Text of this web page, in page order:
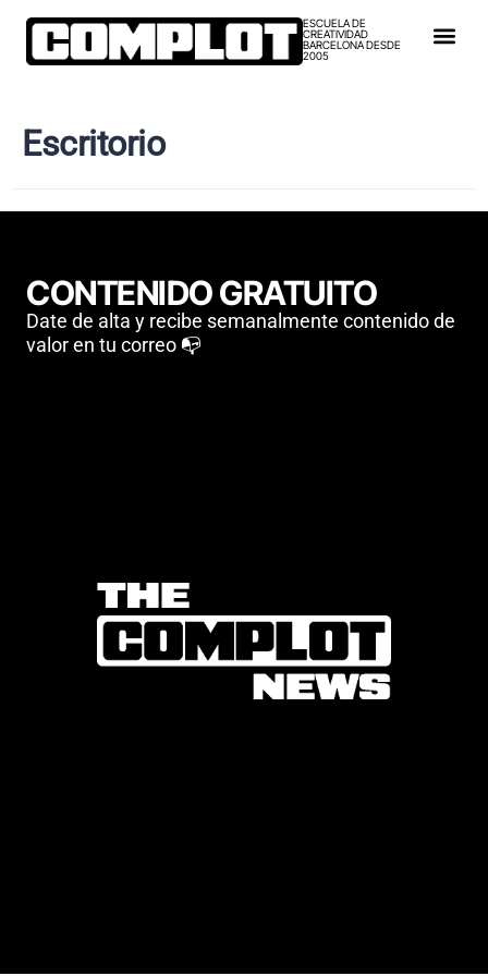
ESCUELA DE
CREATIVIDAD
BARCELONA DESDE
2005
Escritorio
CONTENIDO GRATUITO
Date de alta y recibe semanalmente contenido de
valor en tu correo 📭